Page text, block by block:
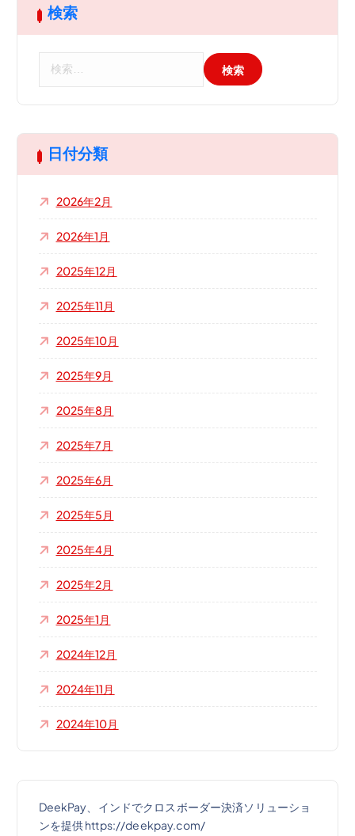
検索
日付分類
2026年2月
2026年1月
2025年12月
2025年11月
2025年10月
2025年9月
2025年8月
2025年7月
2025年6月
2025年5月
2025年4月
2025年2月
2025年1月
2024年12月
2024年11月
2024年10月
DeekPay、インドでクロスボーダー決済ソリューショ
ンを提供 https://deekpay.com/